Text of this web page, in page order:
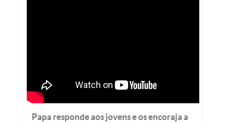
Papa responde aos jovens e os encoraja a